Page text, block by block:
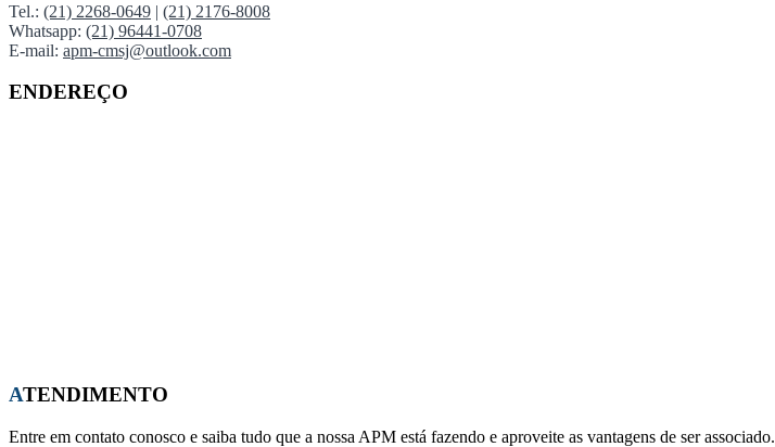
Tel.: (21) 2268-0649 | (21) 2176-8008
Whatsapp: (21) 96441-0708
E-mail: apm-cmsj@outlook.com
ENDEREÇO
ATENDIMENTO
Entre em contato conosco e saiba tudo que a nossa APM está fazendo e aproveite as vantagens de ser associado.